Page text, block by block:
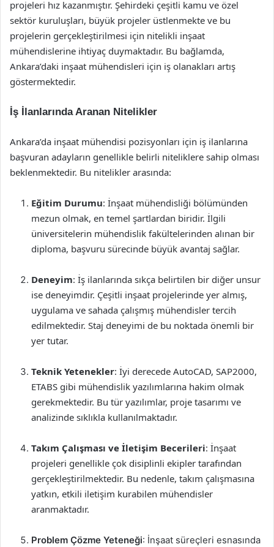
projeleri hız kazanmıştır. Şehirdeki çeşitli kamu ve özel
sektör kuruluşları, büyük projeler üstlenmekte ve bu
projelerin gerçekleştirilmesi için nitelikli inşaat
mühendislerine ihtiyaç duymaktadır. Bu bağlamda,
Ankara’daki inşaat mühendisleri için iş olanakları artış
göstermektedir.
İş İlanlarında Aranan Nitelikler
Ankara’da inşaat mühendisi pozisyonları için iş ilanlarına
başvuran adayların genellikle belirli niteliklere sahip olması
beklenmektedir. Bu nitelikler arasında:
Eğitim Durumu: İnşaat mühendisliği bölümünden
mezun olmak, en temel şartlardan biridir. İlgili
üniversitelerin mühendislik fakültelerinden alınan bir
diploma, başvuru sürecinde büyük avantaj sağlar.
Deneyim: İş ilanlarında sıkça belirtilen bir diğer unsur
ise deneyimdir. Çeşitli inşaat projelerinde yer almış,
uygulama ve sahada çalışmış mühendisler tercih
edilmektedir. Staj deneyimi de bu noktada önemli bir
yer tutar.
Teknik Yetenekler: İyi derecede AutoCAD, SAP2000,
ETABS gibi mühendislik yazılımlarına hakim olmak
gerekmektedir. Bu tür yazılımlar, proje tasarımı ve
analizinde sıklıkla kullanılmaktadır.
Takım Çalışması ve İletişim Becerileri: İnşaat
projeleri genellikle çok disiplinli ekipler tarafından
gerçekleştirilmektedir. Bu nedenle, takım çalışmasına
yatkın, etkili iletişim kurabilen mühendisler
aranmaktadır.
Problem Çözme Yeteneği: İnşaat süreçleri esnasında